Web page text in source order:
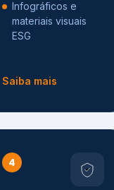
Infográficos e
materiais visuais
ESG
Saiba mais
4